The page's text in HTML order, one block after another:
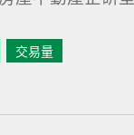
交易量